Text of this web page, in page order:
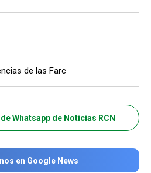
de las Farc
Whatsapp de Noticias RCN
en Google News